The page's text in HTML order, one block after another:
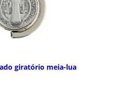
giratório meia-lua